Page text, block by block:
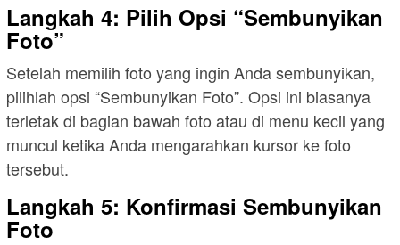
Langkah 4: Pilih Opsi “Sembunyikan
Foto”
Setelah memilih foto yang ingin Anda sembunyikan,
pilihlah opsi “Sembunyikan Foto”. Opsi ini biasanya
terletak di bagian bawah foto atau di menu kecil yang
muncul ketika Anda mengarahkan kursor ke foto
tersebut.
Langkah 5: Konfirmasi Sembunyikan
Foto